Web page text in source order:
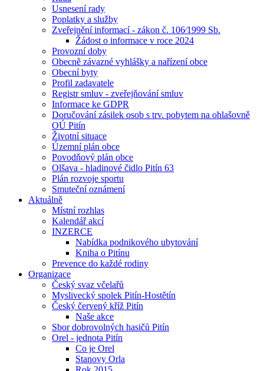
Usnesení rady
Poplatky a služby
Zveřejnění informací - zákon č. 106⁄1999 Sb.
Žádost o informace v roce 2024
Provozní doby
Obecně závazné vyhlášky a nařízení obce
Obecní byty
Profil zadavatele
Registr smluv - zveřejňování smluv
Informace ke GDPR
Doručování zásilek osob s trv. pobytem na ohlašovně
OÚ Pitín
Životní situace
Územní plán obce
Povodňový plán obce
Olšava - hladinové čidlo Pitín 63
Plán rozvoje sportu
Smuteční oznámení
Aktuálně
Místní rozhlas
Kalendář akcí
INZERCE
Nabídka podnikového ubytování
Kniha o Pitínu
Prevence do každé rodiny
Organizace
Český svaz včelařů
Myslivecký spolek Pitín-Hostětín
Český červený kříž Pitín
Naše akce
Sbor dobrovolných hasičů Pitín
Orel - jednota Pitín
Co je Orel
Stanovy Orla